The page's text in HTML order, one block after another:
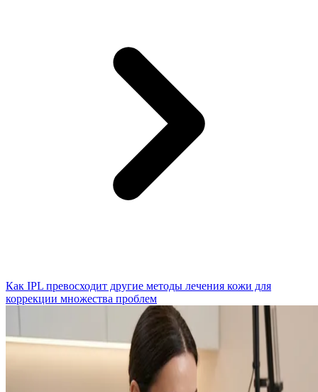
Как IPL превосходит другие методы лечения кожи для
коррекции множества проблем